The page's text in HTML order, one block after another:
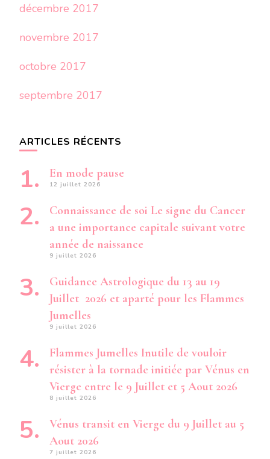
décembre 2017
novembre 2017
octobre 2017
septembre 2017
ARTICLES RÉCENTS
En mode pause
12 juillet 2026
Connaissance de soi Le signe du Cancer
a une importance capitale suivant votre
année de naissance
9 juillet 2026
Guidance Astrologique du 13 au 19
Juillet 2026 et aparté pour les Flammes
Jumelles
9 juillet 2026
Flammes Jumelles Inutile de vouloir
résister à la tornade initiée par Vénus en
Vierge entre le 9 Juillet et 5 Aout 2026
8 juillet 2026
Vénus transit en Vierge du 9 Juillet au 5
Aout 2026
7 juillet 2026